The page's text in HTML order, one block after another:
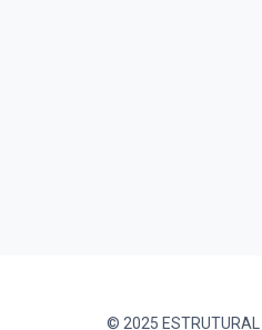
© 2025 ESTRUTURAL